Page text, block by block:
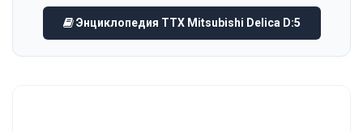
Энциклопедия ТТХ Mitsubishi Delica D:5